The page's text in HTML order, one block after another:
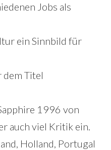
Jobs als
ein Sinnbild für
Titel
1996 von
auch viel Kritik ein.
Holland, Portugal